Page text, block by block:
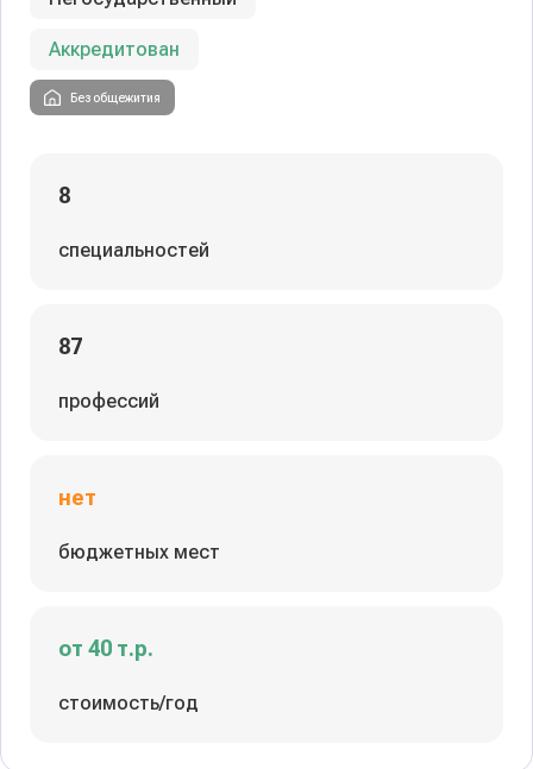
Аккредитован
Без общежития
8
специальностей
87
профессий
нет
бюджетных мест
от 40 т.р.
стоимость/год